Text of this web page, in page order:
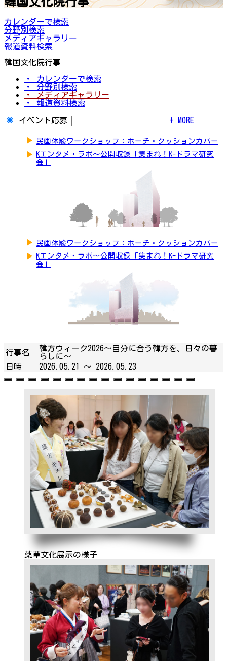
カレンダーで検索
分野別検索
メディアギャラリー
報道資料検索
韓国文化院行事
・ カレンダーで検索
・ 分野別検索
・ メディアギャラリー
・ 報道資料検索
イベント応募 + MORE
▶ 民画体験ワークショップ：ポーチ・クッションカバー
▶ Kエンタメ・ラボ～公開収録「集まれ！K-ドラマ研究
会」
▶ 民画体験ワークショップ：ポーチ・クッションカバー
▶ Kエンタメ・ラボ～公開収録「集まれ！K-ドラマ研究
会」
行事名
韓方ウィーク2026～自分に合う韓方を、日々の暮
らしに～
日時
2026.05.21 ～ 2026.05.23
薬草文化展示の様子